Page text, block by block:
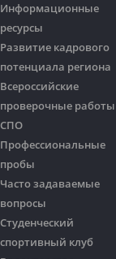
Информационные
ресурсы
Развитие кадрового
потенциала региона
Всероссийские
проверочные работы
СПО
Профессиональные
пробы
Часто задаваемые
вопросы
Студенческий
спортивный клуб